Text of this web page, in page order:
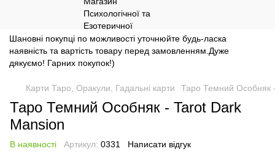
Шановні покупці по можливості уточнюйте будь-ласка
наявність та вартість товару перед замовленням.Дуже
дякуємо! Гарних покупок!)
Карти Таро, Оракули, Гадальні карти Таро Темний Особняк
Таро Темний Особняк - Tarot Dark
Mansion
В наявності Артикул: 0331 Написати відгук